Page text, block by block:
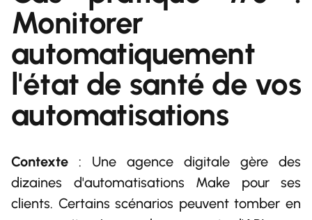
Monitorer
automatiquement
l'état de santé de vos
automatisations
Contexte : Une agence digitale gère des
dizaines d'automatisations Make pour ses
clients. Certains scénarios peuvent tomber en